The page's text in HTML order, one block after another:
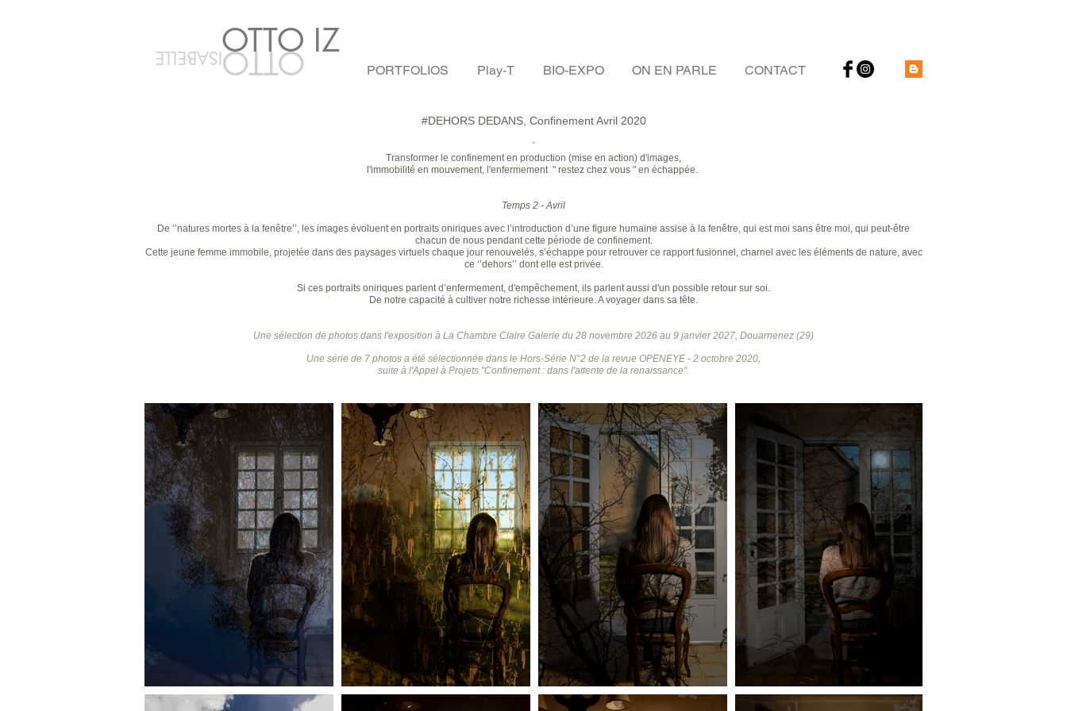
OTTO
ISABELLEOTTO IZ
PORTFOLIOS Play-T BIO-EXPO ON EN PARLE CONTACT
#DEHORS DEDANS, Confinement Avril 2020
​`
Transformer le confinement en production (mise en action) d'images,
l'immobilité en mouvement, l'enfermement " restez chez vous " en échappée.
Temps 2 - Avril
De ‘’natures mortes à la fenêtre’’, les images évoluent en portraits oniriques avec l’introduction d’une figure humaine assise à la fenêtre, qui est moi sans être moi, qui peut-être
chacun de nous pendant cette période de confinement.
Cette jeune femme immobile, projetée dans des paysages virtuels chaque jour renouvelés, s’échappe pour retrouver ce rapport fusionnel, charnel avec les éléments de nature, avec
ce ‘’dehors’’ dont elle est privée.
Si ces portraits oniriques parlent d’enfermement, d'empêchement, ils parlent aussi d'un possible retour sur soi.
De notre capacité à cultiver notre richesse intérieure. A voyager dans sa tête.
Une sélection de photos dans l'exposition à La Chambre Claire Galerie du 28 novembre 2026 au 9 janvier 2027, Douarnenez (29)
Une série de 7 photos a été sélectionnée dans le Hors-Série N°2 de la revue OPENEYE - 2 octobre 2020,
suite à l'Appel à Projets "Confinement : dans l'attente de la renaissance".